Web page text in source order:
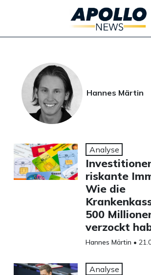
Hannes Märtin
Analyse
riskante
Wie die
500
verzockt
Hannes Märtin •
Analyse